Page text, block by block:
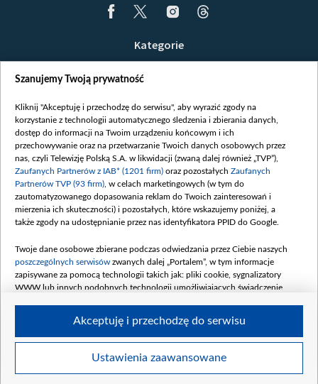
Kategorie
Opinie
Białoruś / Polska
Czytelnia
Centrum Europy
O nas
Kontakt
Informacje o nadawcy
Serwisy partnerskie
belsat.eu
slava.tv
tvpworld.com
vot-tak.tv
Moje zgody
Szanujemy Twoją prywatność
Kliknij "Akceptuję i przechodzę do serwisu", aby wyrazić zgody na
korzystanie z technologii automatycznego śledzenia i zbierania danych,
dostęp do informacji na Twoim urządzeniu końcowym i ich
przechowywanie oraz na przetwarzanie Twoich danych osobowych przez
nas, czyli Telewizję Polską S.A. w likwidacji (zwaną dalej również „TVP”),
Zaufanych Partnerów z IAB* (1201 firm) oraz pozostałych Zaufanych
Partnerów TVP (93 firm) , w celach marketingowych (w tym do
zautomatyzowanego dopasowania reklam do Twoich zainteresowań i
mierzenia ich skuteczności) i pozostałych, które wskazujemy poniżej, a
także zgody na udostępnianie przez nas identyfikatora PPID do Google.
Twoje dane osobowe zbierane podczas odwiedzania przez Ciebie naszych
poszczególnych serwisów zwanych dalej „Portalem”, w tym informacje
zapisywane za pomocą technologii takich jak: pliki cookie, sygnalizatory
WWW lub innych podobnych technologii umożliwiających świadczenie
Twoje dane osobowe zbierane podczas odwiedzania przez Ciebie
Ustawienia zaawansowane
Akceptuję i przechodzę do serwisu